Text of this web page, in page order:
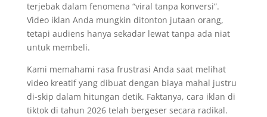
terjebak dalam fenomena “viral tanpa konversi”.
Video iklan Anda mungkin ditonton jutaan orang,
tetapi audiens hanya sekadar lewat tanpa ada niat
untuk membeli.
Kami memahami rasa frustrasi Anda saat melihat
video kreatif yang dibuat dengan biaya mahal justru
di-skip dalam hitungan detik. Faktanya, cara iklan di
tiktok di tahun 2026 telah bergeser secara radikal.